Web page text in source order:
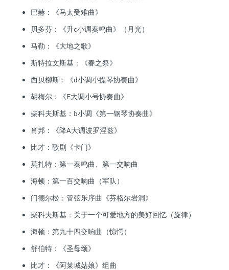
巴赫：《马太受难曲》
贝多芬：《升c小调奏鸣曲》（月光）
马勒：《大地之歌》
斯特拉文斯基：《春之祭》
西贝柳斯：《d小调小提琴协奏曲》
胡梅尔：《E大调小号协奏曲》
柴科夫斯基：b小调《第一钢琴协奏曲》
肖邦：《降A大调波罗涅兹》
比才：歌剧《卡门》
莫扎特：第一奏鸣曲、第一交响曲
海顿：第一百交响曲（军队）
门德尔松：管弦乐序曲《芬格尔岩洞》
柴科夫斯基：关于一个可爱地方的美好回忆（旋律）
海顿：第九十四交响曲（惊愕）
舒伯特：《圣母颂》
比才：《阿莱城姑娘》组曲